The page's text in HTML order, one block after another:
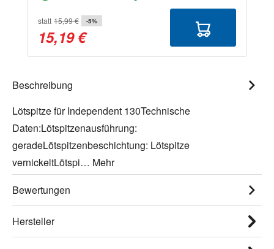
statt 15,99 € -5%
15,19 €
Beschreibung
Lötspitze für Independent 130Technische
Daten:Lötspitzenausführung:
geradeLötspitzenbeschichtung: Lötspitze
vernickeltLötspi… Mehr
Bewertungen
Hersteller